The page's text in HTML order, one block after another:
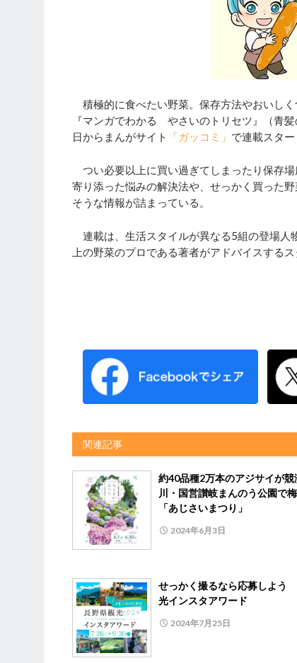
積極的に食べたい野菜。保存方法やおいし
『マンガでわかる やさいのトリセツ』（青
日からまんがサイト
「ガッコミ」 で連載スター
つい必要以上に買い過ぎてしまったり保存
寄り添った悩みの解決法や、せっかく買った
そうな情報が詰まっている。
連載は、生活スタイルが異なる5組の登場人
上の野菜のプロである著者がアドバイスする
関連記事
約40品種2万本のアジサイが
川・国営讃岐まんのう公園で
「あじさいまつり」
2024年6月3日
せっかく撮るなら応募しよう
光インスタアワード
2024年7月25日